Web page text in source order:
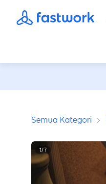
Semua Kategori
1/7